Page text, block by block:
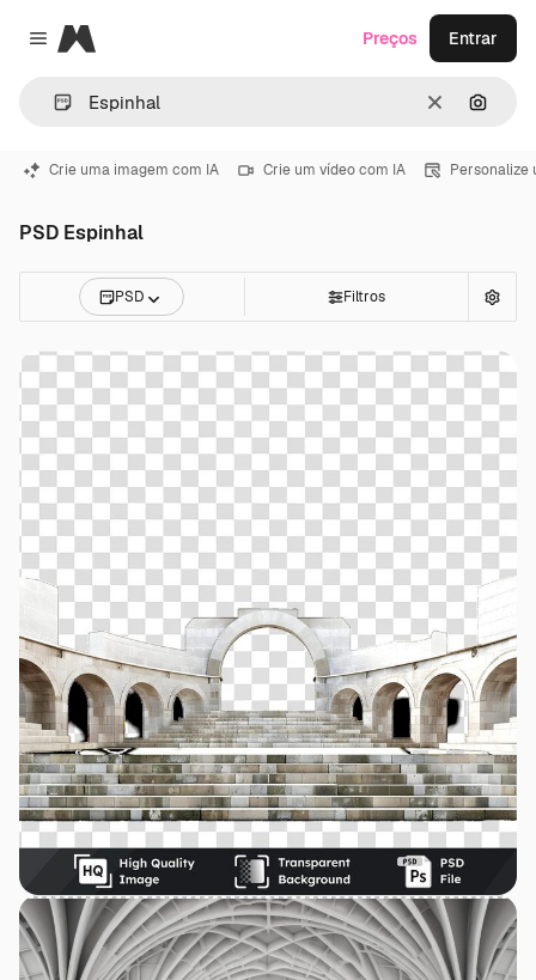
Close menu
Magnific
Limpar
Preços Entrar
Crie uma imagem com IA Crie um vídeo com IA Personalize
PSD Espinhal
PSD Filtros